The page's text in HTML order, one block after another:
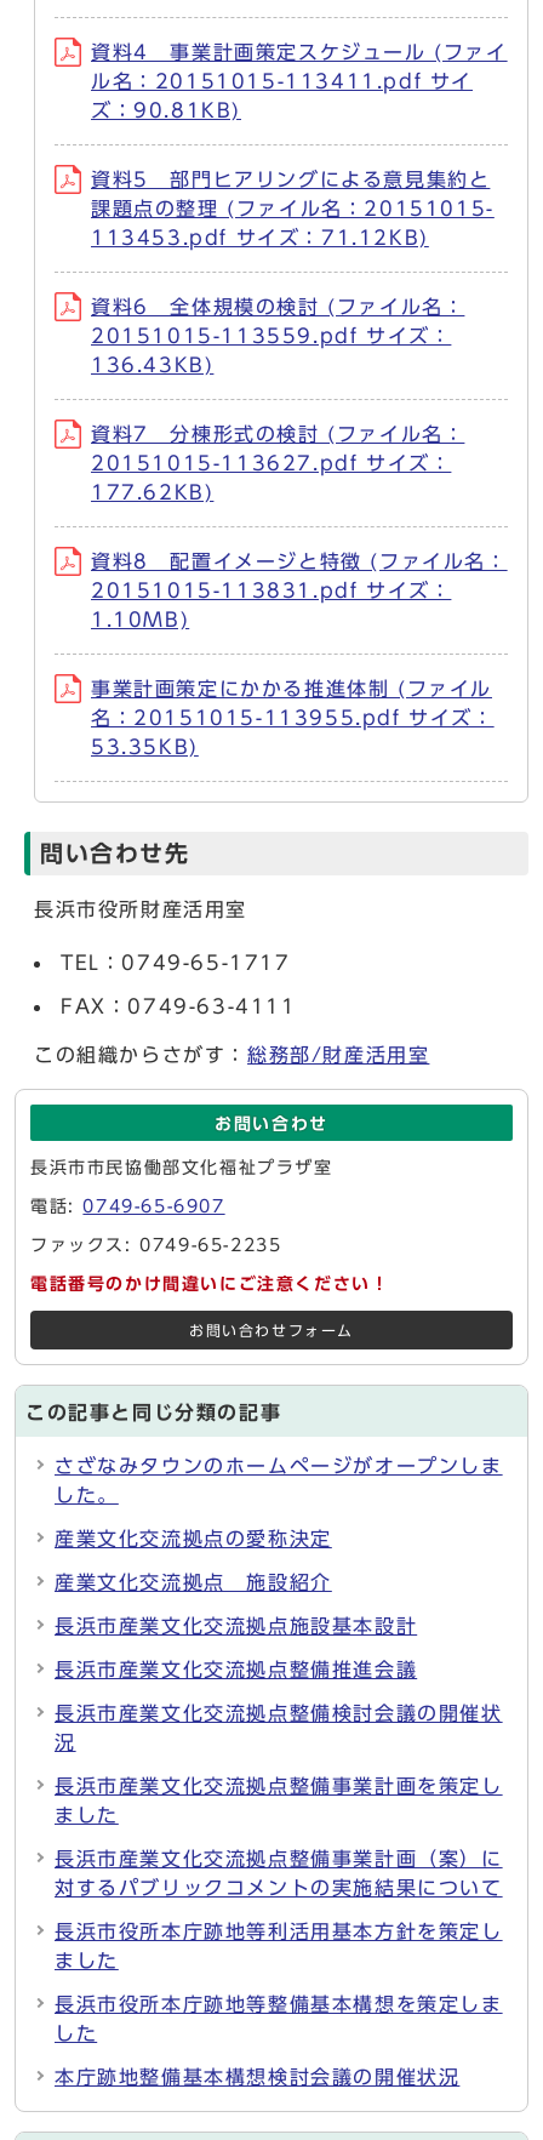
資料4 事業計画策定スケジュール (ファイ
ル名：20151015-113411.pdf サイ
ズ：90.81KB)
資料5 部門ヒアリングによる意見集約と
課題点の整理 (ファイル名：20151015-
113453.pdf サイズ：71.12KB)
資料6 全体規模の検討 (ファイル名：
20151015-113559.pdf サイズ：
136.43KB)
資料7 分棟形式の検討 (ファイル名：
20151015-113627.pdf サイズ：
177.62KB)
資料8 配置イメージと特徴 (ファイル名：
20151015-113831.pdf サイズ：
1.10MB)
事業計画策定にかかる推進体制 (ファイル
名：20151015-113955.pdf サイズ：
53.35KB)
問い合わせ先
長浜市役所財産活用室
TEL：0749-65-1717
FAX：0749-63-4111
この組織からさがす： 総務部/財産活用室
お問い合わせ
長浜市市民協働部文化福祉プラザ室
電話:0749-65-6907
ファックス: 0749-65-2235
電話番号のかけ間違いにご注意ください！
お問い合わせフォーム
この記事と同じ分類の記事
さざなみタウンのホームページがオープンしま
した。
産業文化交流拠点の愛称決定
産業文化交流拠点 施設紹介
長浜市産業文化交流拠点施設基本設計
長浜市産業文化交流拠点整備推進会議
長浜市産業文化交流拠点整備検討会議の開催状
況
長浜市産業文化交流拠点整備事業計画を策定し
ました
長浜市産業文化交流拠点整備事業計画（案）に
対するパブリックコメントの実施結果について
長浜市役所本庁跡地等利活用基本方針を策定し
ました
長浜市役所本庁跡地等整備基本構想を策定しま
した
本庁跡地整備基本構想検討会議の開催状況